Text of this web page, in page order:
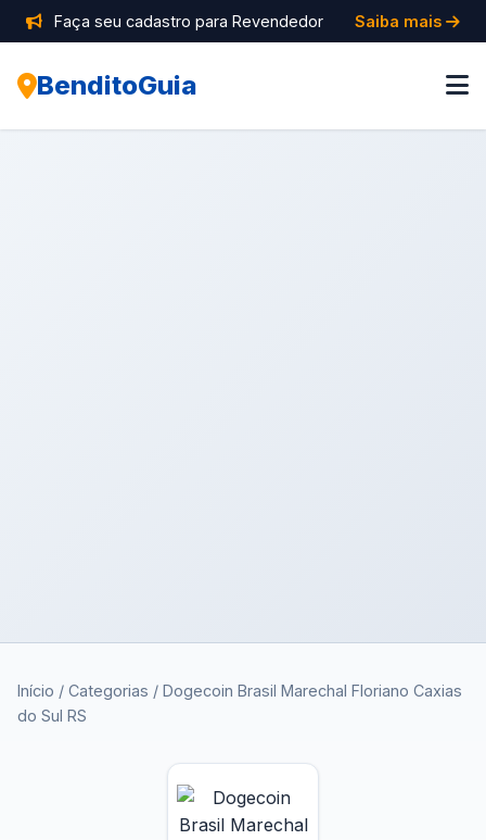
Faça seu cadastro para Revendedor Saiba mais
BenditoGuia
Início / Categorias / Dogecoin Brasil Marechal Floriano Caxias
do Sul RS